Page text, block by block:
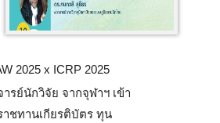
2025 x ICRP 2025
รย์นักวิจัย จากจุฬาฯ เข้า
าชทานเกียรติบัตร ทุน